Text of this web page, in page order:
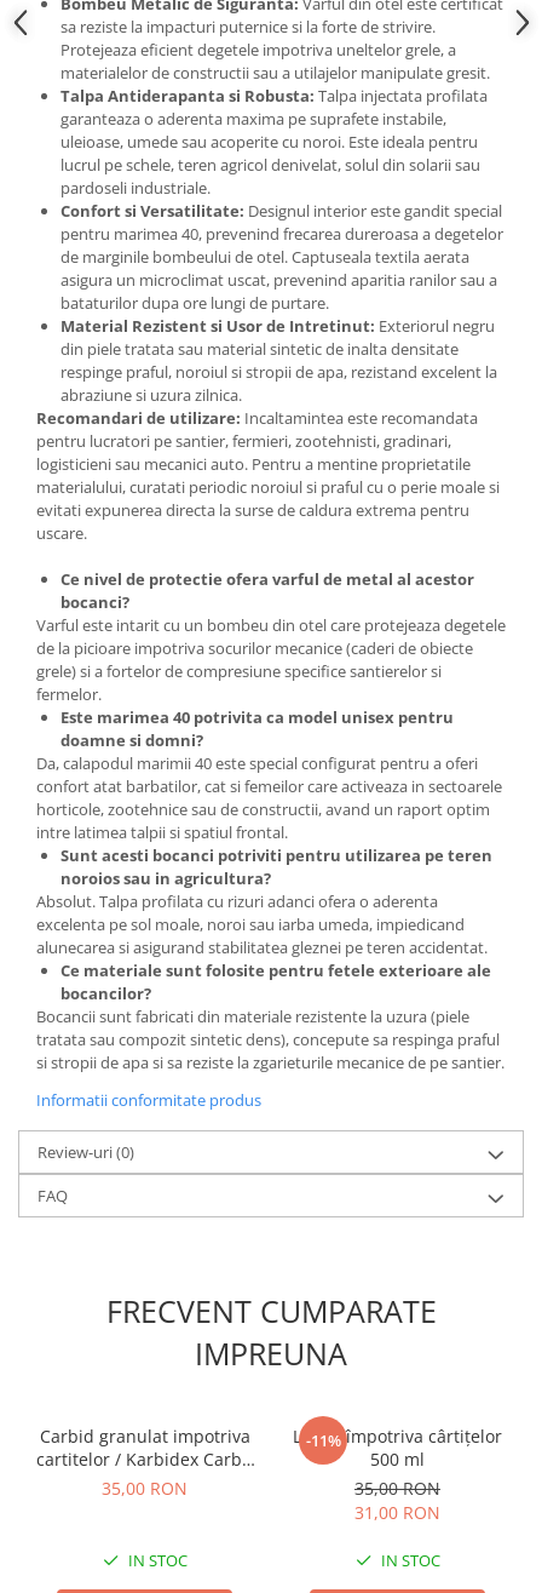
Accesorii gard electric
Accesorii irigat
Araci/ Suporti plante
Candele / Rezerve / Lumanari
Carabine/ carlige
Diverse casa si gradina
Diverse depozitare
Echipament protectie gradina
Fir/Ata de legat
Foarfeci
Furtun / banda / tub
Motofierastrau / Drujba
Pila motofierastrau / drujba
Plantator
Plasa de umbrire
Plase plante
Pompa de apa curata/murdara
Pompa de stropit
Raticide
Saci
Spray si intretinere
Vinificatie
Lichidare STOC
Produse Bricolaj
Acumulatori si Incarcatoare
Baros / Ciocan / Topor
Burghie
Cantare
Centuri/chingi
Chei fixe
Cleste
Colier / Faseta
Consumabile motofierastrau
Discuri debitare
Fierastraie manuale
Fire motocoasa
Gresor / Decalimetru
sa reziste la impacturi puternice si la forte de strivire.
Protejeaza eficient degetele impotriva uneltelor grele, a
materialelor de constructii sau a utilajelor manipulate gresit.
Talpa Antiderapanta si Robusta: Talpa injectata profilata
garanteaza o aderenta maxima pe suprafete instabile,
uleioase, umede sau acoperite cu noroi. Este ideala pentru
lucrul pe schele, teren agricol denivelat, solul din solarii sau
pardoseli industriale.
Confort si Versatilitate: Designul interior este gandit special
pentru marimea 40, prevenind frecarea dureroasa a degetelor
de marginile bombeului de otel. Captuseala textila aerata
asigura un microclimat uscat, prevenind aparitia ranilor sau a
bataturilor dupa ore lungi de purtare.
Material Rezistent si Usor de Intretinut: Exteriorul negru
din piele tratata sau material sintetic de inalta densitate
respinge praful, noroiul si stropii de apa, rezistand excelent la
abraziune si uzura zilnica.
Recomandari de utilizare: Incaltamintea este recomandata
pentru lucratori pe santier, fermieri, zootehnisti, gradinari,
logisticieni sau mecanici auto. Pentru a mentine proprietatile
materialului, curatati periodic noroiul si praful cu o perie moale si
evitati expunerea directa la surse de caldura extrema pentru
uscare.
Ce nivel de protectie ofera varful de metal al acestor
bocanci?
Varful este intarit cu un bombeu din otel care protejeaza degetele
de la picioare impotriva socurilor mecanice (caderi de obiecte
grele) si a fortelor de compresiune specifice santierelor si
fermelor.
Este marimea 40 potrivita ca model unisex pentru
doamne si domni?
Da, calapodul marimii 40 este special configurat pentru a oferi
confort atat barbatilor, cat si femeilor care activeaza in sectoarele
horticole, zootehnice sau de constructii, avand un raport optim
intre latimea talpii si spatiul frontal.
Sunt acesti bocanci potriviti pentru utilizarea pe teren
noroios sau in agricultura?
Absolut. Talpa profilata cu rizuri adanci ofera o aderenta
excelenta pe sol moale, noroi sau iarba umeda, impiedicand
alunecarea si asigurand stabilitatea gleznei pe teren accidentat.
Ce materiale sunt folosite pentru fetele exterioare ale
bocancilor?
Bocancii sunt fabricati din materiale rezistente la uzura (piele
tratata sau compozit sintetic dens), concepute sa respinga praful
si stropii de apa si sa reziste la zgarieturile mecanice de pe santier.
Informatii conformitate produs
Review-uri(0)
FAQ
FRECVENT CUMPARATE
IMPREUNA
Carbid granulat impotriva
cartitelor / Karbidex Carbit
pelete
35,00 RON
IN STOC
-11%
Lichid împotriva cârtițelor
500 ml
35,00 RON
31,00 RON
IN STOC